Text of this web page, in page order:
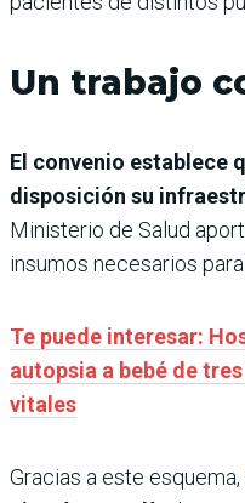
Un trabajo
El convenio establece
disposición su
Ministerio de Salud
insumos necesarios
Te puede interesar:
autopsia a bebé de
vitales
Gracias a este esquema,